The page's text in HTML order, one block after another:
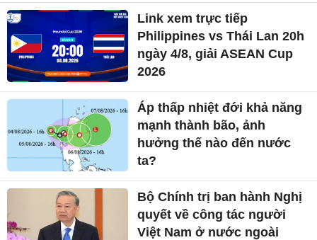
Link xem trực tiếp
Philippines vs Thái Lan 20h
ngày 4/8, giải ASEAN Cup
2026
Áp thấp nhiệt đới khả năng
mạnh thành bão, ảnh
hưởng thế nào đến nước
ta?
Bộ Chính trị ban hành Nghị
quyết về công tác người
Việt Nam ở nước ngoài